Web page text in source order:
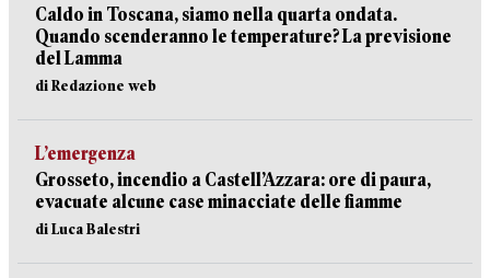
Caldo in Toscana, siamo nella quarta ondata.
Quando scenderanno le temperature? La previsione
del Lamma
di Redazione web
L’emergenza
Grosseto, incendio a Castell’Azzara: ore di paura,
evacuate alcune case minacciate delle fiamme
di Luca Balestri